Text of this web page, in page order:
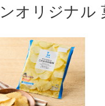
オリジナ